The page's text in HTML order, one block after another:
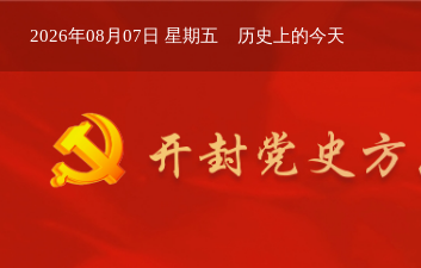
2026年08月07日 星期五 历史上的今天